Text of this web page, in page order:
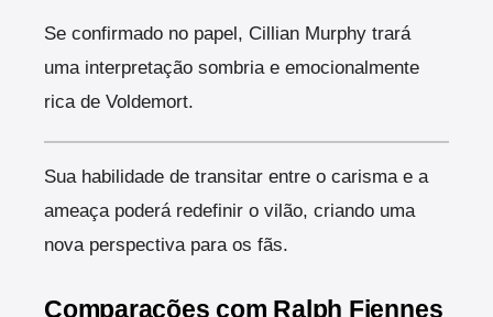
Se confirmado no papel, Cillian Murphy trará
uma interpretação sombria e emocionalmente
rica de Voldemort.
Sua habilidade de transitar entre o carisma e a
ameaça poderá redefinir o vilão, criando uma
nova perspectiva para os fãs.
Comparações com Ralph Fiennes